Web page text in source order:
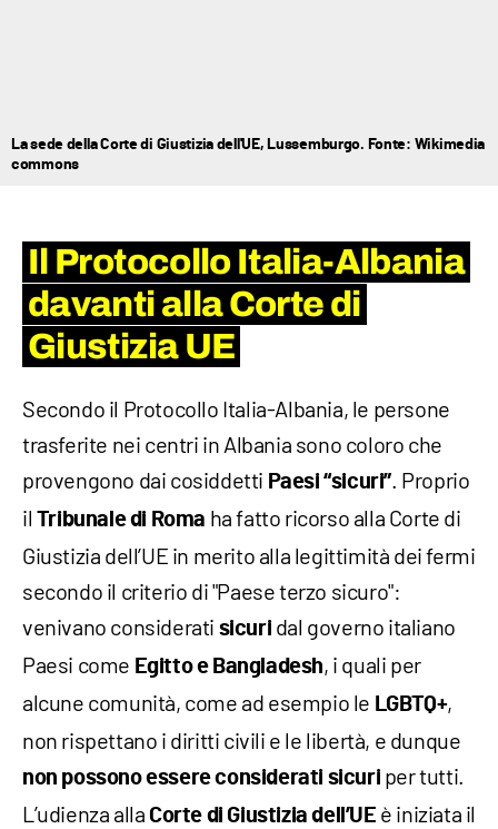
La sede della Corte di Giustizia dell'UE, Lussemburgo. Fonte: Wikimedia
commons
Il Protocollo Italia-Albania
davanti alla Corte di
Giustizia UE
Secondo il Protocollo Italia-Albania, le persone
trasferite nei centri in Albania sono coloro che
provengono dai cosiddetti Paesi “sicuri”. Proprio
il Tribunale di Roma ha fatto ricorso alla Corte di
Giustizia dell’UE in merito alla legittimità dei fermi
secondo il criterio di "Paese terzo sicuro":
venivano considerati sicuri dal governo italiano
Paesi come Egitto e Bangladesh, i quali per
alcune comunità, come ad esempio le LGBTQ+,
non rispettano i diritti civili e le libertà, e dunque
non possono essere considerati sicuri per tutti.
L’udienza alla Corte di Giustizia dell’UE è iniziata il